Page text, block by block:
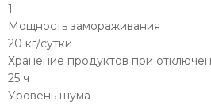
1
Мощность замораживания
20 кг/сутки
Хранение продуктов при
25 ч
Уровень шума